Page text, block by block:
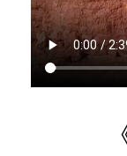
《